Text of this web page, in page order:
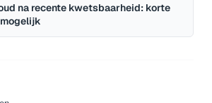
na recente kwetsbaarheid: korte